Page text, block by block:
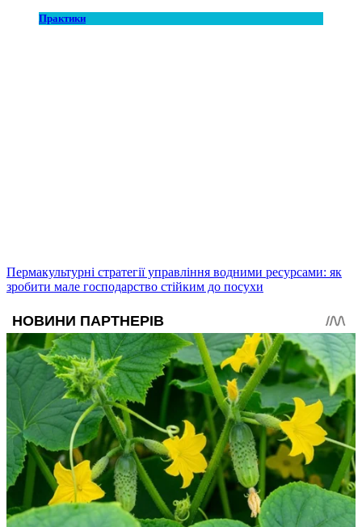
Практики
Пермакультурні стратегії управління водними ресурсами: як
зробити мале господарство стійким до посухи